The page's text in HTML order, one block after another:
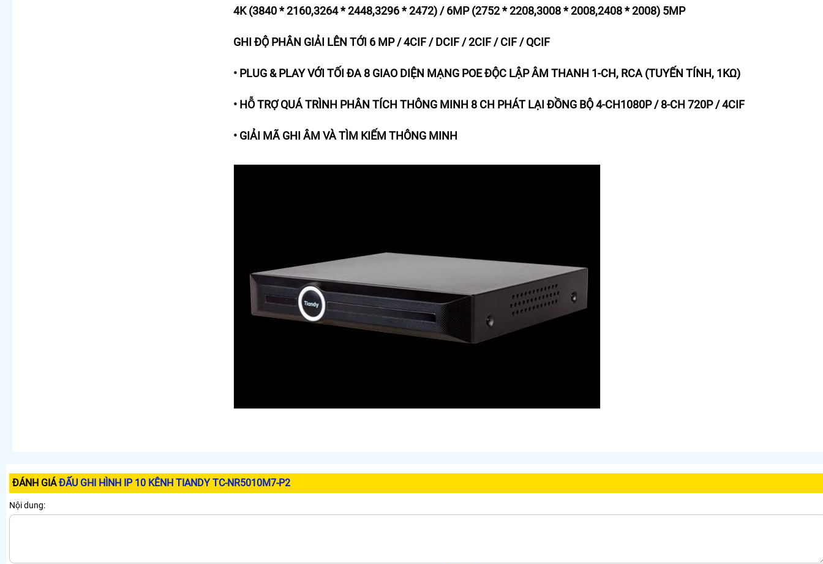
4K (3840 * 2160,3264 * 2448,3296 * 2472) / 6MP (2752 * 2208,3008 * 2008,2408 * 2008) 5MP
GHI ĐỘ PHÂN GIẢI LÊN TỚI 6 MP / 4CIF / DCIF / 2CIF / CIF / QCIF
• PLUG & PLAY VỚI TỐI ĐA 8 GIAO DIỆN MẠNG POE ĐỘC LẬP ÂM THANH 1-CH, RCA (TUYẾN TÍNH, 1KΩ)
• HỖ TRỢ QUÁ TRÌNH PHÂN TÍCH THÔNG MINH 8 CH PHÁT LẠI ĐỒNG BỘ 4-CH1080P / 8-CH 720P / 4CIF
• GIẢI MÃ GHI ÂM VÀ TÌM KIẾM THÔNG MINH
ĐÁNH GIÁĐẤU GHI HÌNH IP 10 KÊNH TIANDY TC-NR5010M7-P2
Nội dung: